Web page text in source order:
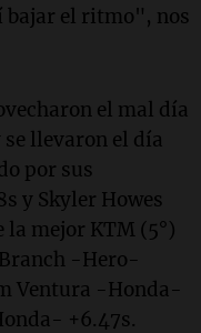
bajar el ritmo", nos
el mal día
llevaron el día
por sus
y Skyler Howes
la mejor KTM (5°)
-Hero-
Ventura -Honda-
+6.47s.